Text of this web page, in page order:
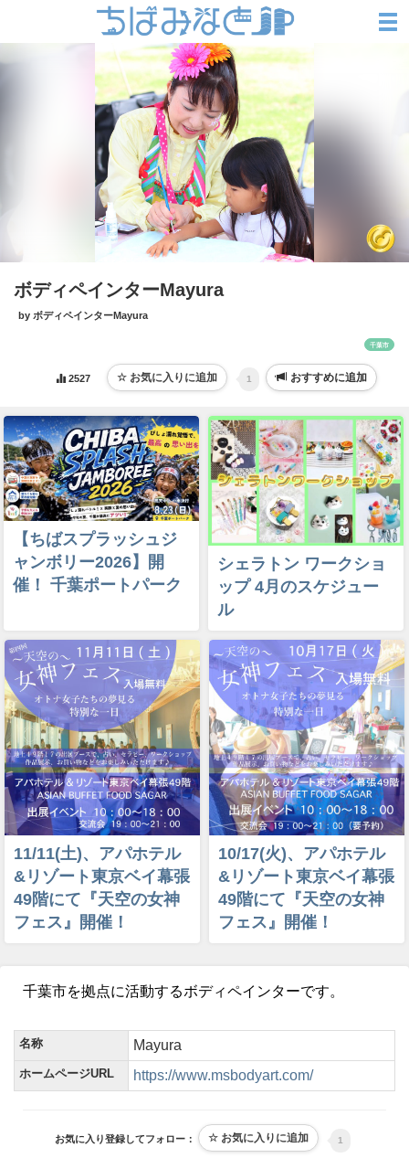
ボディペインターMayura
by ボディペインターMayura
千葉市
2527 1 おすすめに追加
【ちばスプラッシュジ
ャンボリー2026】開
催！ 千葉ポートパーク
シェラトン ワークショ
ップ 4月のスケジュー
ル
11/11(土)、アパホテル
&リゾート東京ベイ幕張
49階にて『天空の女神
フェス』開催！
10/17(火)、アパホテル
&リゾート東京ベイ幕張
49階にて『天空の女神
フェス』開催！
千葉市を拠点に活動するボディペインターです。
名称 Mayura
ホームページURL https://www.msbodyart.com/
お気に入り登録してフォロー： 1